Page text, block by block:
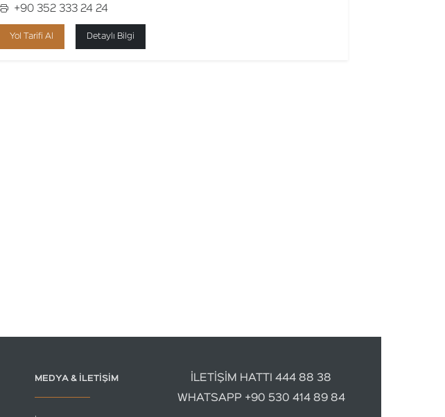
+90 352 333 24 24
Yol Tarifi Al Detaylı Bilgi
MEDYA & İLETIŞIM İLETİŞİM HATTI 444 88 38
WHATSAPP +90 530 414 89 84